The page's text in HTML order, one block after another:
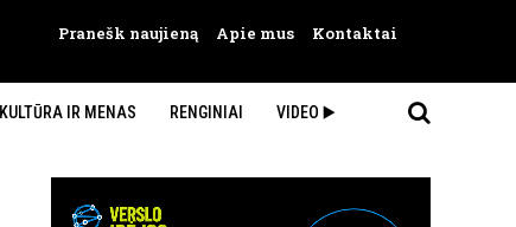
Pranešk naujieną Apie mus Kontaktai
KULTŪRA IR MENAS RENGINIAI VIDEO ▶️